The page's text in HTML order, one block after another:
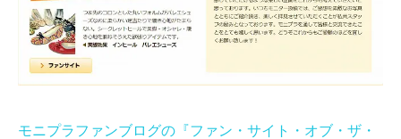
モニプラファンブログの『ファン・サイト・オブ・ザ・